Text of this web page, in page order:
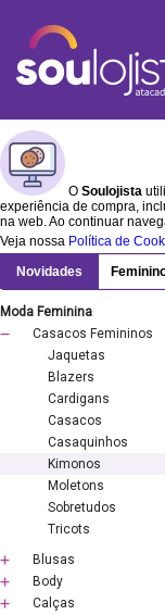
O Soulojista
experiência de compra,
na web. Ao continuar
Veja nossa Política de
Novidades
Moda Feminina
Casacos Femininos
Jaquetas
Blazers
Cardigans
Casacos
Casaquinhos
Kimonos
Moletons
Sobretudos
Tricots
Blusas
Body
Calças